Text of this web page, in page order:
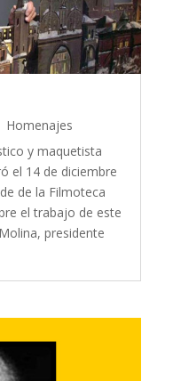
Homenajes
y maquetista
el 14 de diciembre
de la Filmoteca
el trabajo de este
presidente